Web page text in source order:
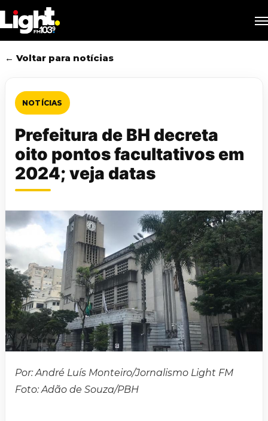
to
main
content
← Voltar para notícias
NOTÍCIAS
Prefeitura de BH decreta
oito pontos facultativos em
2024; veja datas
Por: André Luís Monteiro/Jornalismo Light FM
Foto: Adão de Souza/PBH